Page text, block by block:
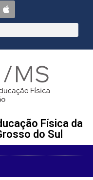
Física da
do Sul